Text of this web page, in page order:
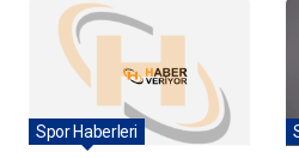
Spor Haberleri